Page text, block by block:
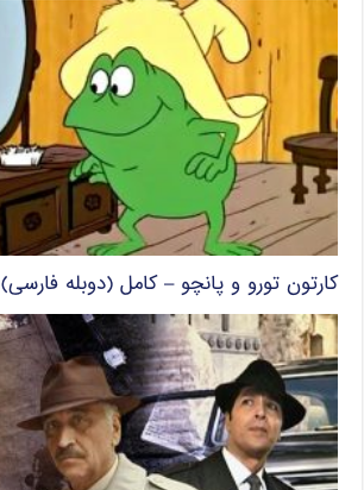
کارتون تورو و پانچو – کامل (دوبله فارسی)